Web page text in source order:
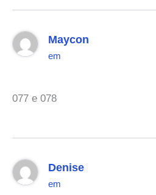
Maycon
em
077 e 078
Denise
em